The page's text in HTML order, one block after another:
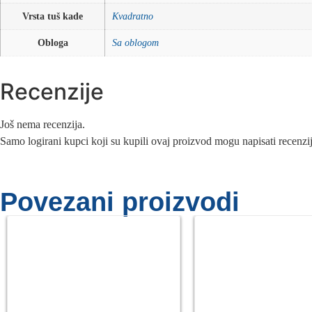
Vrsta tuš kade Kvadratno
Obloga Sa oblogom
Recenzije
Još nema recenzija.
Samo logirani kupci koji su kupili ovaj proizvod mogu napisati
Povezani proizvodi